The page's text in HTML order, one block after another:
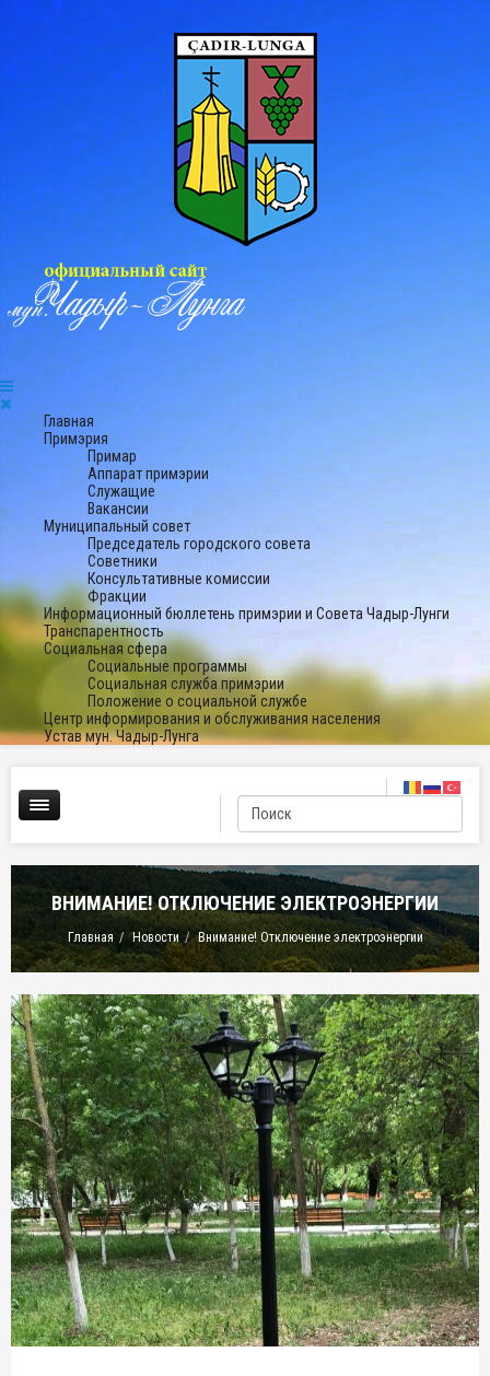
Главная
Примэрия
Примар
Аппарат примэрии
Служащие
Вакансии
Муниципальный совет
Председатель городского совета
Советники
Консультативные комиссии
Фракции
Информационный бюллетень примэрии и Совета Чадыр-Лунги
Транспарентность
Социальная сфера
Социальные программы
Социальная служба примэрии
Положение о социальной службе
Центр информирования и обслуживания населения
Устав мун. Чадыр-Лунга
ВНИМАНИЕ! ОТКЛЮЧЕНИЕ ЭЛЕКТРОЭНЕРГИИ
Главная Новости Внимание! Отключение электроэнергии